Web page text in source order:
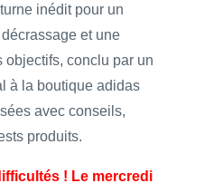
inédit pour un
et une
objectifs, conclu par un
à la boutique adidas
avec conseils,
produits.
! Le mercredi